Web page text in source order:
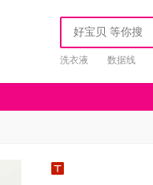
洗衣液 数据线